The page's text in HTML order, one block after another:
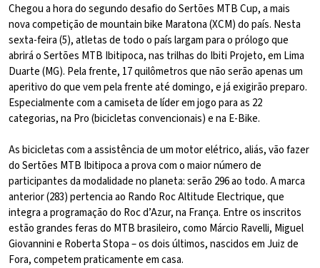
Chegou a hora do segundo desafio do Sertões MTB Cup, a mais
nova competição de mountain bike Maratona (XCM) do país. Nesta
sexta-feira (5), atletas de todo o país largam para o prólogo que
abrirá o Sertões MTB Ibitipoca, nas trilhas do Ibiti Projeto, em Lima
Duarte (MG). Pela frente, 17 quilômetros que não serão apenas um
aperitivo do que vem pela frente até domingo, e já exigirão preparo.
Especialmente com a camiseta de líder em jogo para as 22
categorias, na Pro (bicicletas convencionais) e na E-Bike.
As bicicletas com a assistência de um motor elétrico, aliás, vão fazer
do Sertões MTB Ibitipoca a prova com o maior número de
participantes da modalidade no planeta: serão 296 ao todo. A marca
anterior (283) pertencia ao Rando Roc Altitude Electrique, que
integra a programação do Roc d’Azur, na França. Entre os inscritos
estão grandes feras do MTB brasileiro, como Márcio Ravelli, Miguel
Giovannini e Roberta Stopa – os dois últimos, nascidos em Juiz de
Fora, competem praticamente em casa.